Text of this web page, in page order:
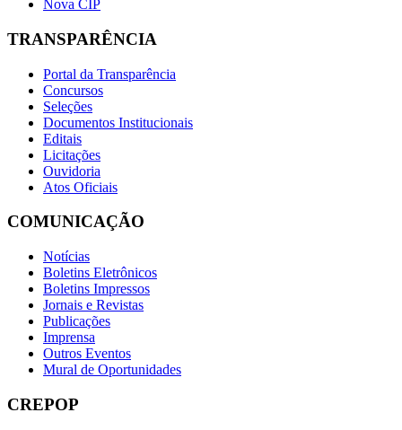
Nova CIP
TRANSPARÊNCIA
Portal da Transparência
Concursos
Seleções
Documentos Institucionais
Editais
Licitações
Ouvidoria
Atos Oficiais
COMUNICAÇÃO
Notícias
Boletins Eletrônicos
Boletins Impressos
Jornais e Revistas
Publicações
Imprensa
Outros Eventos
Mural de Oportunidades
CREPOP